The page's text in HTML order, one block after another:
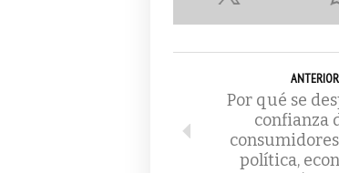
ANTERIOR
Por qué se
confianza
política,